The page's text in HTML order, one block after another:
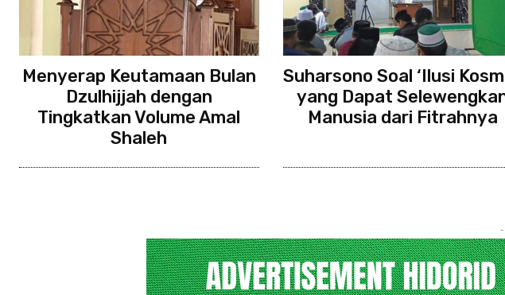
Menyerap Keutamaan Bulan
Dzulhijjah dengan
Tingkatkan Volume Amal
Shaleh
Suharsono Soal ‘Ilusi
yang Dapat
Manusia dari Fitrahnya
-